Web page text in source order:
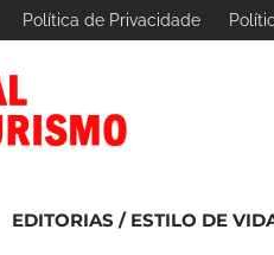
Política de Privacidade
EDITORIAS / ESTILO DE